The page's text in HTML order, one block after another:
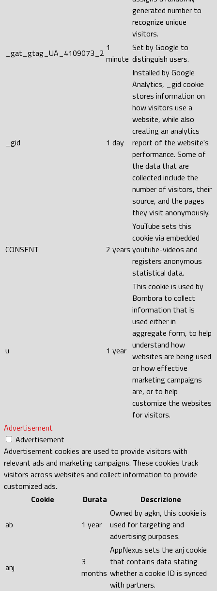
generated number to
recognize unique
visitors.
_gat_gtag_UA_4109073_2 1
minute
Set by Google to
distinguish users.
_gid 1 day
Installed by Google
Analytics, _gid cookie
stores information on
how visitors use a
website, while also
creating an analytics
report of the website's
performance. Some of
the data that are
collected include the
number of visitors, their
source, and the pages
they visit anonymously.
CONSENT 2 years
YouTube sets this
cookie via embedded
youtube-videos and
registers anonymous
statistical data.
u 1 year
This cookie is used by
Bombora to collect
information that is
used either in
aggregate form, to help
understand how
websites are being used
or how effective
marketing campaigns
are, or to help
customize the websites
for visitors.
Advertisement
Advertisement
Advertisement cookies are used to provide visitors with
relevant ads and marketing campaigns. These cookies track
visitors across websites and collect information to provide
customized ads.
Cookie
Durata Descrizione
ab 1 year
Owned by agkn, this cookie is
used for targeting and
advertising purposes.
anj
3
months
AppNexus sets the anj cookie
that contains data stating
whether a cookie ID is synced
with partners.